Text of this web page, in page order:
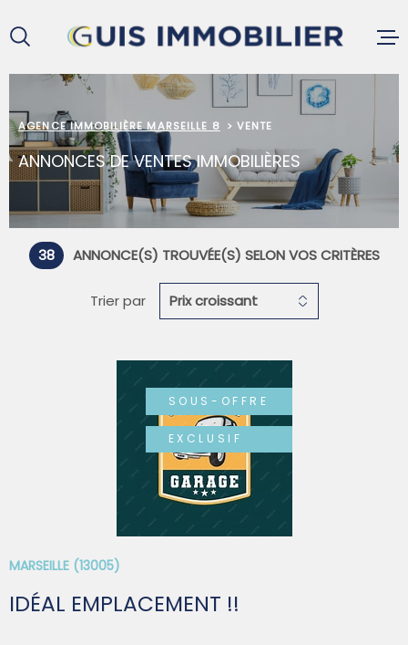
recherche
au
menu
principal
au
contenu
ACCUEIL
ACHETER
LOUER
VENDRE
AGENCE IMMOBILIÈRE MARSEILLE 8 VENTE
ANNONCES DE VENTES IMMOBILIÈRES
38 ANNONCE(S) TROUVÉE(S) SELON VOS CRITÈRES
Trier par Prix croissant
MARSEILLE (13005)
IDÉAL EMPLACEMENT !!
SOUS-OFFRE
EXCLUSIF
VOIR LE BIEN